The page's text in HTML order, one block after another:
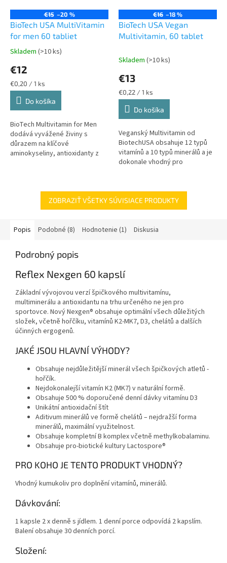
€15 –20 %
BioTech USA MultiVitamin
for men 60 tabliet
Priemerné
produktu
je
5,0
5
hviezdičiek.
Skladem (>10 ks)
€12
Jednotková
cena:
€0,20 / 1 ks
Do košíka
BioTech Multivitamin for Men
dodává vyvážené živiny s
důrazem na klíčové
aminokyseliny, antioxidanty z
€16 –18 %
BioTech USA Vegan
Multivitamin, 60 tablet
Skladem (>10 ks)
€13
Jednotková
cena:
€0,22 / 1 ks
Do košíka
Veganský Multivitamin od
BiotechUSA obsahuje 12 typů
vitamínů a 10 typů minerálů a je
dokonale vhodný pro
jiné podporuje veganské...
ZOBRAZIŤ VŠETKY SÚVISIACE PRODUKTY
Popis Podobné (8) Hodnotenie (1) Diskusia
Podrobný popis
Reflex Nexgen 60 kapslí
Základní vývojovou verzí špičkového multivitamínu,
multiminerálu a antioxidantu na trhu určeného ne jen pro
sportovce. Nový Nexgen® obsahuje optimální všech důležitých
složek, včetně hořčíku, vitamínů K2-MK7, D3, chelátů a dalších
účinných ergogenů.
JAKÉ JSOU HLAVNÍ VÝHODY?
Obsahuje nejdůležitější minerál všech špičkových atletů -
hořčík.
Nejdokonalejší vitamín K2 (MK7) v naturální formě.
Obsahuje 500 % doporučené denní dávky vitamínu D3
Unikátní antioxidační štít
Aditivum minerálů ve formě chelátů – nejdražší forma
minerálů, maximální využitelnost.
Obsahuje kompletní B komplex včetně methylkobalaminu.
Obsahuje pro-biotické kultury Lactospore®
PRO KOHO JE TENTO PRODUKT VHODNÝ?
Vhodný kumukoliv pro doplnění vitamínů, minerálů.
Dávkování:
1 kapsle 2 x denně s jídlem. 1 denní porce odpovídá 2 kapslím.
Balení obsahuje 30 denních porcí.
Složení: